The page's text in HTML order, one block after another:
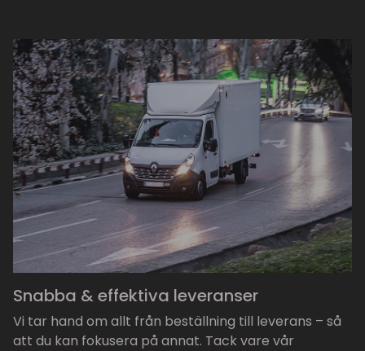
Snabba & effektiva leveranser
Vi tar hand om allt från beställning till leverans – så
att du kan fokusera på annat. Tack vare vår